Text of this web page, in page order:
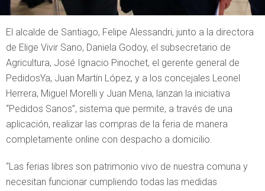
El alcalde de Santiago, Felipe Alessandri, junto a la directora
de Elige Vivir Sano, Daniela Godoy, el subsecretario de
Agricultura, José Ignacio Pinochet, el gerente general de
PedidosYa, Juan Martín López, y a los concejales Leonel
Herrera, Miguel Morelli y Juan Mena, lanzan la iniciativa
“Pedidos Sanos”, sistema que permite, a través de una
aplicación, realizar las compras de la feria de manera
completamente online con despacho a domicilio.
“Las ferias libres son patrimonio vivo de nuestra comuna y
necesitan funcionar cumpliendo todas las medidas